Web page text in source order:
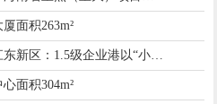
面积263m²
[装修攻略] 自贸港热点｜海口江东新区：1.5级企业港以“小切口”带动大产业
面积304m²